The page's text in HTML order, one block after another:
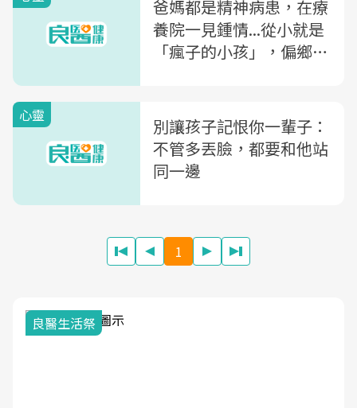
爸媽都是精神病患，在療
養院一見鍾情...從小就是
「瘋子的小孩」，偏鄉教
心靈
別讓孩子記恨你一輩子：
不管多丟臉，都要和他站
同一邊
1